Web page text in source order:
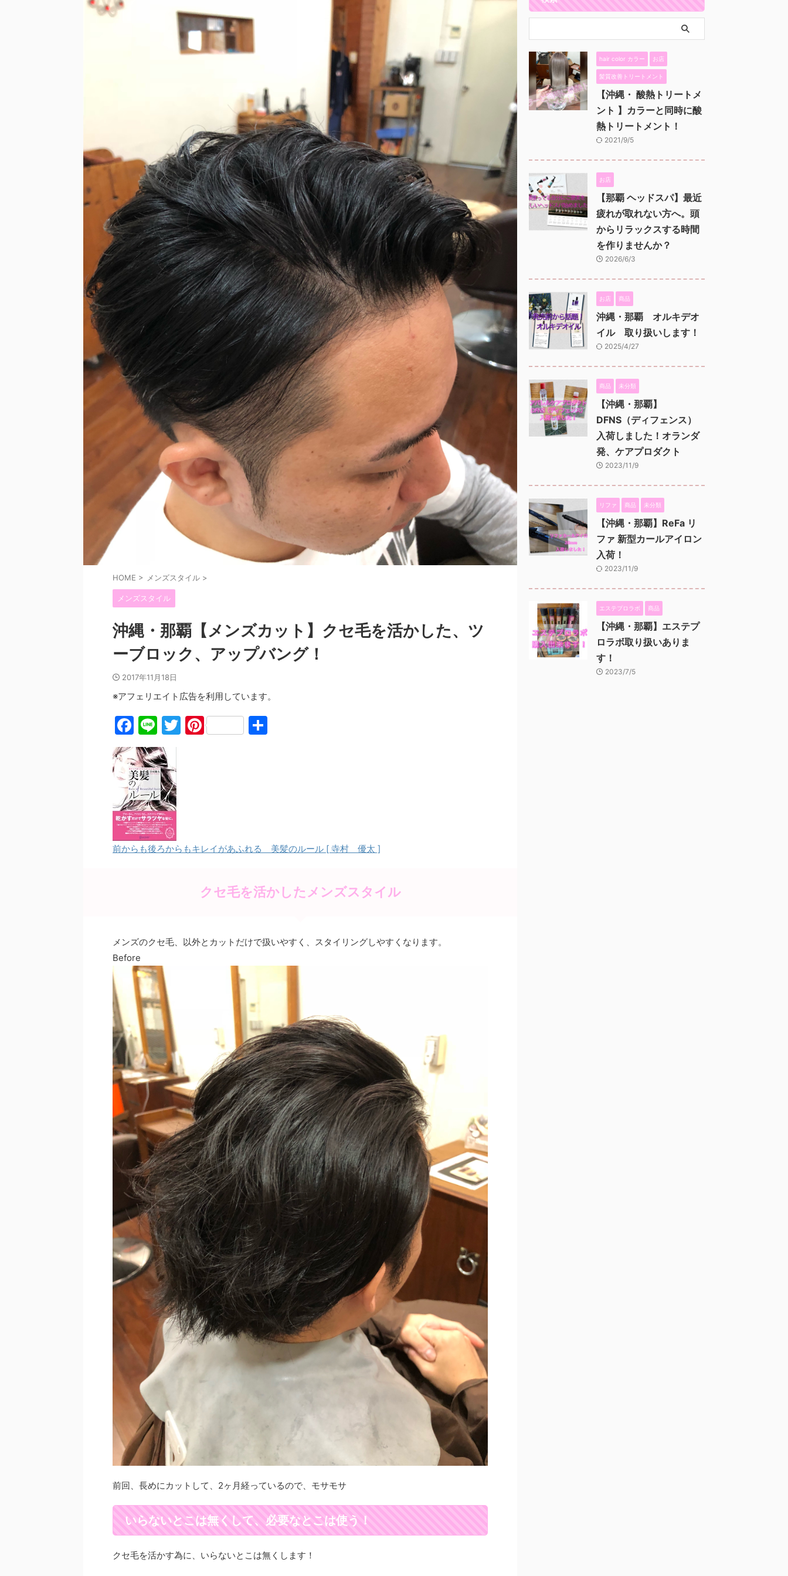
HOME > メンズスタイル >
メンズスタイル
沖縄・那覇【メンズカット】クセ毛を活かした、ツ
ーブロック、アップバング！
2017年11月18日
※アフェリエイト広告を利用しています。
F
a
c
e
b
o
o
k
Li
n
e
T Pi
前からも後ろからもキレイがあふれる 美髪のルール [ 寺村 優太 ]
クセ毛を活かしたメンズスタイル
メンズのクセ毛、以外とカットだけで扱いやすく、スタイリングしやすくなります。
Before
前回、長めにカットして、2ヶ月経っているので、モサモサ
いらないとこは無くして、必要なとこは使う！
クセ毛を活かす為に、いらないとこは無くします！
hair color カラー お店
髪質改善トリートメント
【沖縄・ 酸熱トリートメ
ント 】カラーと同時に酸
熱トリートメント！
2021/9/5
お店
【那覇 ヘッドスパ】最近
疲れが取れない方へ。頭
からリラックスする時間
を作りませんか？
2026/6/3
お店 商品
沖縄・那覇 オルキデオ
イル 取り扱いします！
2025/4/27
商品 未分類
【沖縄・那覇】
DFNS（ディフェンス）
入荷しました！オランダ
発、ケアプロダクト
2023/11/9
リファ 商品 未分類
【沖縄・那覇】ReFa リ
ファ 新型カールアイロン
入荷！
2023/11/9
エステプロラボ 商品
【沖縄・那覇】エステプ
ロラボ取り扱いありま
す！
2023/7/5